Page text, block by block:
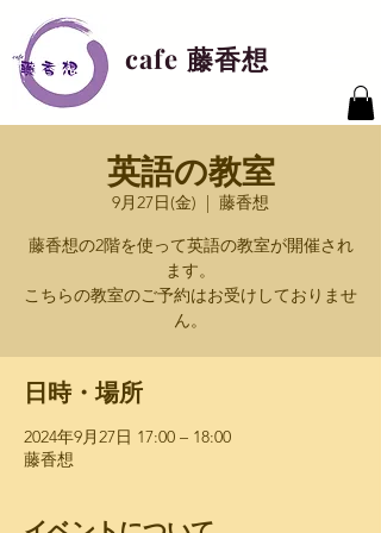
cafe 藤香想
英語の教室
9月27日(金)
  |
藤香想
藤香想の2階を使って英語の教室が開催され
ます。
こちらの教室のご予約はお受けしておりませ
ん。
日時・場所
2024年9月27日 17:00 – 18:00
藤香想